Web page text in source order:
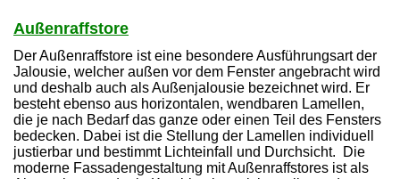
Außenraffstore
Der Außenraffstore ist eine besondere Ausführungsart der
Jalousie, welcher außen vor dem Fenster angebracht wird
und deshalb auch als Außenjalousie bezeichnet wird. Er
besteht ebenso aus horizontalen, wendbaren Lamellen,
die je nach Bedarf das ganze oder einen Teil des Fensters
bedecken. Dabei ist die Stellung der Lamellen individuell
justierbar und bestimmt Lichteinfall und Durchsicht. Die
moderne Fassadengestaltung mit Außenraffstores ist als